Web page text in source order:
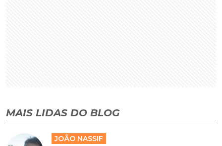
MAIS LIDAS DO BLOG
JOÃO NASSIF